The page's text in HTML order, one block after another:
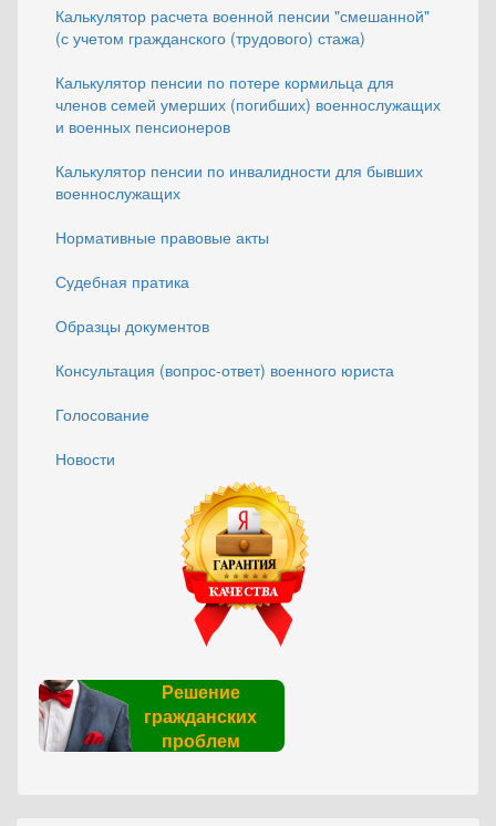
Калькулятор расчета военной пенсии "смешанной"
(с учетом гражданского (трудового) стажа)
Калькулятор пенсии по потере кормильца для
членов семей умерших (погибших) военнослужащих
и военных пенсионеров
Калькулятор пенсии по инвалидности для бывших
военнослужащих
Нормативные правовые акты
Судебная пратика
Образцы документов
Консультация (вопрос-ответ) военного юриста
Голосование
Новости
Решение
гражданских
проблем